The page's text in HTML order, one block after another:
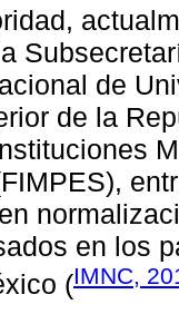
de
de la
en los
(IMNC,